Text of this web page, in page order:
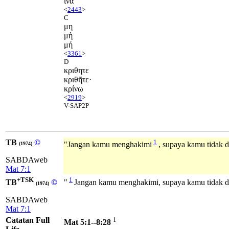
<2443>
C
μη
μὴ
μή
<3361 >
D
κριθητε
κριθῆτε·
κρίνω
<2919>
V-SAP2P
TB (1974) ©
SABDAweb
Mat 7:1
"Jangan kamu menghakimi 1 , supaya kamu tidak
TB+TSK (1974) ©
SABDAweb
Mat 7:1
" 1 Jangan kamu menghakimi, supaya kamu tidak
Catatan Full
Mat 5:1--8:28 1